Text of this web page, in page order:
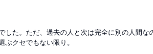
した。ただ、過去の人と次は完全に別の人間な
クセでもない限り。